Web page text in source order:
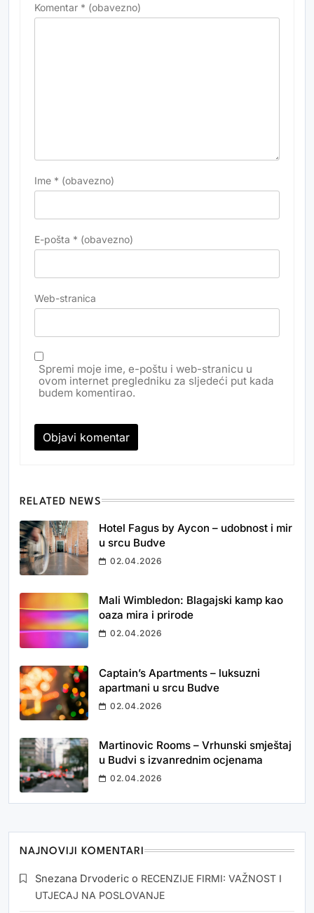
Komentar * (obavezno)
Ime * (obavezno)
E-pošta * (obavezno)
Web-stranica
Spremi moje ime, e-poštu i web-stranicu u
ovom internet pregledniku za sljedeći put kada
budem komentirao.
RELATED NEWS
Hotel Fagus by Aycon – udobnost i mir
u srcu Budve
02.04.2026
Mali Wimbledon: Blagajski kamp kao
oaza mira i prirode
02.04.2026
Captain’s Apartments – luksuzni
apartmani u srcu Budve
02.04.2026
Martinovic Rooms – Vrhunski smještaj
u Budvi s izvanrednim ocjenama
02.04.2026
NAJNOVIJI KOMENTARI
Snezana Drvoderic o RECENZIJE FIRMI: VAŽNOST I
UTJECAJ NA POSLOVANJE